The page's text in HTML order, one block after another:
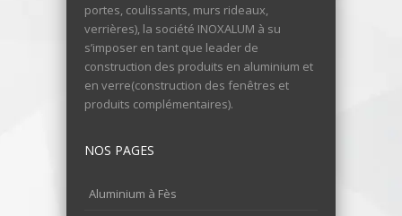
portes, coulissants, murs rideaux,
verrières), la société INOXALUM à su
s’imposer en tant que leader de
construction des produits en aluminium et
en verre(construction des fenêtres et
produits complémentaires).
NOS PAGES
Aluminium à Fès